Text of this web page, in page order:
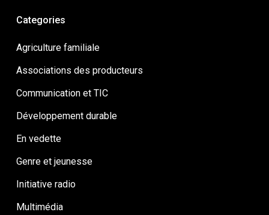
Categories
Agriculture familiale
Associations des producteurs
Communication et TIC
Développement durable
En vedette
Genre et jeunesse
Initiative radio
Multimédia